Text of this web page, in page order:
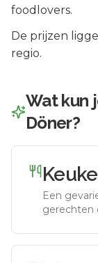
foodlovers.
De prijzen
regio.
Wat kun
Döner?
Een
gerechten